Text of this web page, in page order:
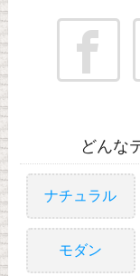
どんな
ナチュラル
モダン